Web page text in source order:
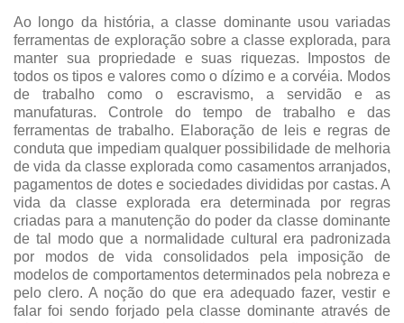
Ao longo da história, a classe dominante usou variadas
ferramentas de exploração sobre a classe explorada, para
manter sua propriedade e suas riquezas. Impostos de
todos os tipos e valores como o dízimo e a corvéia. Modos
de trabalho como o escravismo, a servidão e as
manufaturas. Controle do tempo de trabalho e das
ferramentas de trabalho. Elaboração de leis e regras de
conduta que impediam qualquer possibilidade de melhoria
de vida da classe explorada como casamentos arranjados,
pagamentos de dotes e sociedades divididas por castas. A
vida da classe explorada era determinada por regras
criadas para a manutenção do poder da classe dominante
de tal modo que a normalidade cultural era padronizada
por modos de vida consolidados pela imposição de
modelos de comportamentos determinados pela nobreza e
pelo clero. A noção do que era adequado fazer, vestir e
falar foi sendo forjado pela classe dominante através de